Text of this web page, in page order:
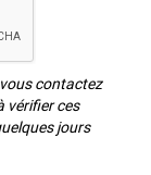
contactez
vérifier ces
jours